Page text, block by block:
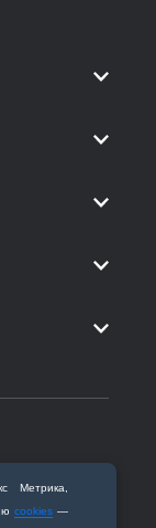
Метрика,
cookies —
95